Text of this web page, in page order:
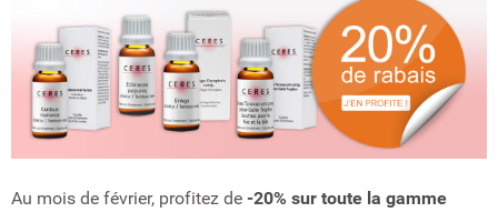
Au mois de février, profitez de -20% sur toute la gamme